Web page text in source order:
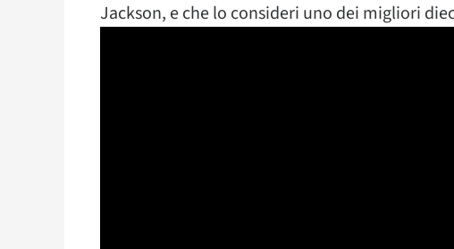
Jackson, e che lo consideri uno dei migliori